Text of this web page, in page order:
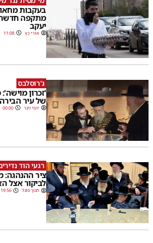
בעקבות
מתקפה חדשה
יעקב
אורי כץ 11:08
ג'רוסלבס
'זכרון
של עיר
יוסי וינר 00:00
רגעי הוד
ציר ההנהגה:
לביקור אצל
חנוך פוגל 19:56